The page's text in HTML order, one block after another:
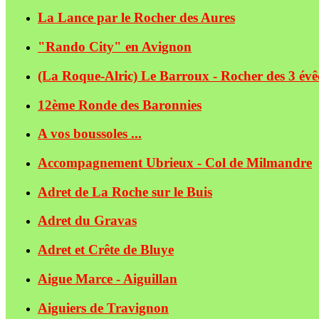
La Lance par le Rocher des Aures
"Rando City" en Avignon
(La Roque-Alric) Le Barroux - Rocher des 3
12ème Ronde des Baronnies
A vos boussoles ...
Accompagnement Ubrieux - Col de Milmandre
Adret de La Roche sur le Buis
Adret du Gravas
Adret et Crête de Bluye
Aigue Marce - Aiguillan
Aiguiers de Travignon